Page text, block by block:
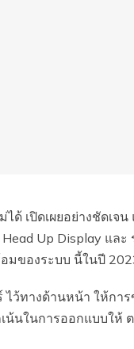
ได้ เปิดเผยอย่างชัดเ
Up Display แล
มของระบบ นี้ในปี
ว้ทางด้านหน้า ให้กา
เน้นในการออกแบบใ